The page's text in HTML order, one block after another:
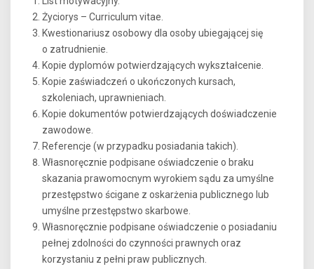
Życiorys – Curriculum vitae.
Kwestionariusz osobowy dla osoby ubiegającej się
o zatrudnienie.
Kopie dyplomów potwierdzających wykształcenie.
Kopie zaświadczeń o ukończonych kursach,
szkoleniach, uprawnieniach.
Kopie dokumentów potwierdzających doświadczenie
zawodowe.
Referencje (w przypadku posiadania takich).
Własnoręcznie podpisane oświadczenie o braku
skazania prawomocnym wyrokiem sądu za umyślne
przestępstwo ścigane z oskarżenia publicznego lub
umyślne przestępstwo skarbowe.
Własnoręcznie podpisane oświadczenie o posiadaniu
pełnej zdolności do czynności prawnych oraz
korzystaniu z pełni praw publicznych.